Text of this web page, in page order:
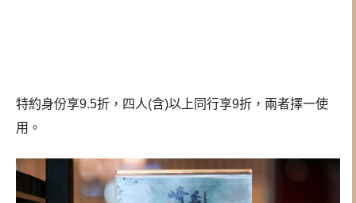
特約身份享9.5折，四人(含)以上同行享9折，兩者擇一使
用。